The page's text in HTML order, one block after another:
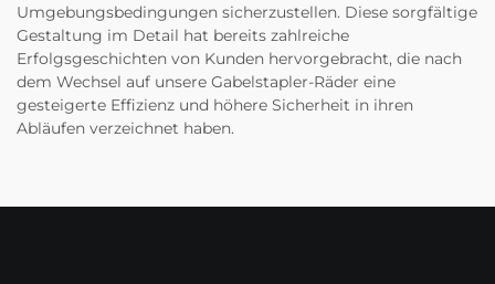
Umgebungsbedingungen sicherzustellen. Diese sorgfältige
Gestaltung im Detail hat bereits zahlreiche
Erfolgsgeschichten von Kunden hervorgebracht, die nach
dem Wechsel auf unsere Gabelstapler-Räder eine
gesteigerte Effizienz und höhere Sicherheit in ihren
Abläufen verzeichnet haben.